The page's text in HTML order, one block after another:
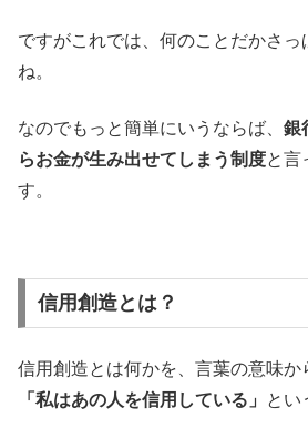
ですがこれでは、何のことだかさっ
ね。
なのでもっと簡単にいうならば、 銀
らお金が生み出せてしまう制度と言
す。
信用創造とは？
信用創造とは何かを、言葉の意味か
「私はあの人を信用している」
とい